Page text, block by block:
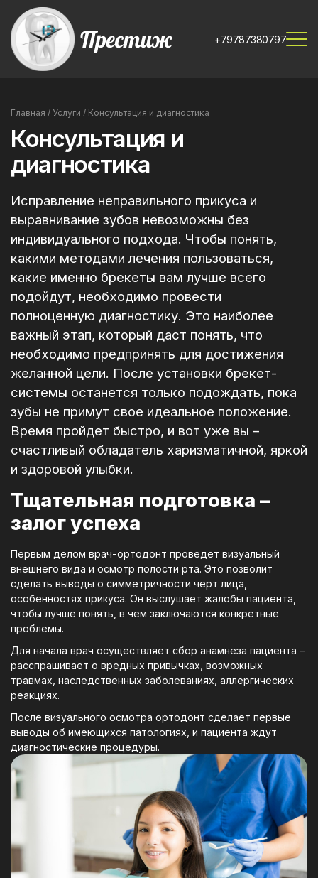
+79787380797
Главная / Услуги / Консультация и диагностика
Консультация и
диагностика
Исправление неправильного прикуса и
выравнивание зубов невозможны без
индивидуального подхода. Чтобы понять,
какими методами лечения пользоваться,
какие именно брекеты вам лучше всего
подойдут, необходимо провести
полноценную диагностику. Это наиболее
важный этап, который даст понять, что
необходимо предпринять для достижения
желанной цели. После установки брекет-
системы останется только подождать, пока
зубы не примут свое идеальное положение.
Время пройдет быстро, и вот уже вы –
счастливый обладатель харизматичной, яркой
и здоровой улыбки.
Тщательная подготовка –
залог успеха
Первым делом врач-ортодонт проведет визуальный
внешнего вида и осмотр полости рта. Это позволит
сделать выводы о симметричности черт лица,
особенностях прикуса. Он выслушает жалобы пациента,
чтобы лучше понять, в чем заключаются конкретные
проблемы.
Для начала врач осуществляет сбор анамнеза пациента –
расспрашивает о вредных привычках, возможных
травмах, наследственных заболеваниях, аллергических
реакциях.
После визуального осмотра ортодонт сделает первые
выводы об имеющихся патологиях, и пациента ждут
диагностические процедуры.